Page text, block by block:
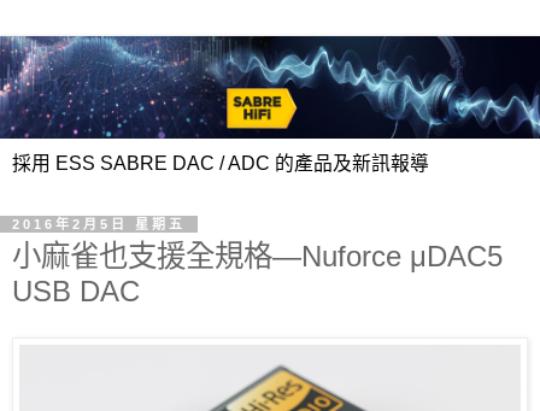
採用 ESS SABRE DAC / ADC 的產品及新訊報導
2016年2月5日 星期五
小麻雀也支援全規格—Nuforce μDAC5
USB DAC